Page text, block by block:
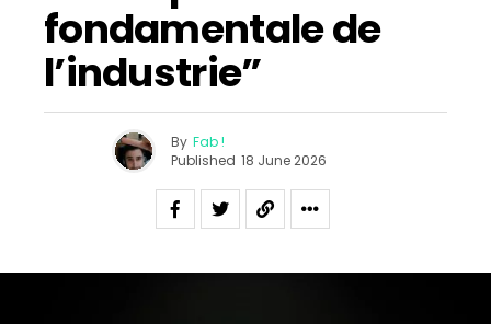
fondamentale de
l’industrie”
By Fab !
Published 18 June 2026